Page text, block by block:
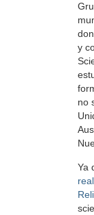
y
no
Ya